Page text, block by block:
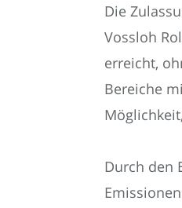
Die
Vossloh
erreicht,
Bereiche
Durch den